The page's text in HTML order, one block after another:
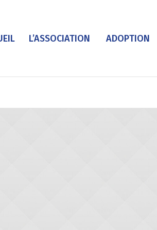
L’ASSOCIATION ADOPTION